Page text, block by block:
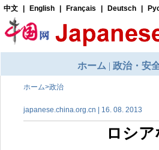
ホーム>政治
japanese.china.org.cn | 16. 08. 2013
ロシ